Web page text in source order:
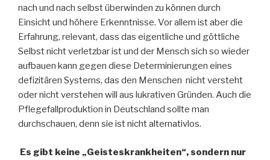
nach und nach selbst überwinden zu können durch
Einsicht und höhere Erkenntnisse. Vor allem ist aber die
Erfahrung, relevant, dass das eigentliche und göttliche
Selbst nicht verletzbar ist und der Mensch sich so wieder
aufbauen kann gegen diese Determinierungen eines
defizitären Systems, das den Menschen nicht versteht
oder nicht verstehen will aus lukrativen Gründen. Auch die
Pflegefallproduktion in Deutschland sollte man
durchschauen, denn sie ist nicht alternativlos.
Es gibt keine „Geisteskrankheiten“, sondern nur